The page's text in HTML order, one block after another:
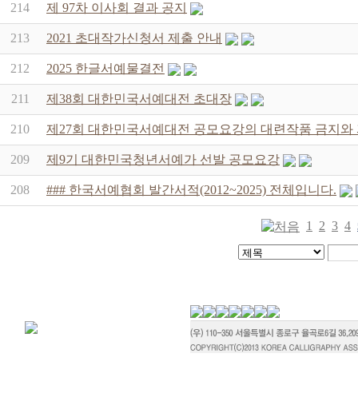
214 제 97차 이사회 결과 공지
213 2021 초대작가신청서 제출 안내
212 2025 한글서예물결전
211 제38회 대한민국서예대전 초대장
210 제27회 대한민국서예대전 공모요강의 대련작품 금지
209 제9기 대한민국청년서예가 선발 공모요강
208 ### 한국서예협회 발간서적(2012~2025) 전체입니다.
1 2 3 4